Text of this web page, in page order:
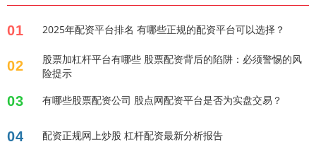
01 2025年配资平台排名 有哪些正规的配资平台可以选择？
02
股票加杠杆平台有哪些 股票配资背后的陷阱：必须警惕的风
险提示
03 有哪些股票配资公司 股点网配资平台是否为实盘交易？
04 配资正规网上炒股 杠杆配资最新分析报告